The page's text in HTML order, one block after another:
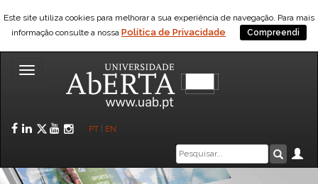
Este site utiliza cookies para melhorar a sua experiência de navegação. Para mais
informação consulte a nossa Política de Privacidade Compreendi
Toggle
Facebook
LinkedIn
Twitter
YouTube
Instagram
PT EN
Caixa
de
pesquisa